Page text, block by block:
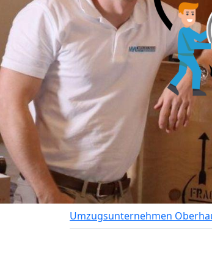
Umzugsunternehmen